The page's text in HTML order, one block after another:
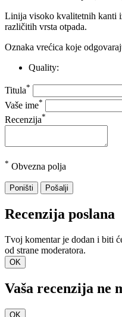
Linija visoko kvalitetnih kanti
različitih vrsta otpada.
Oznaka vrećica koje
Quality:
Titula*
Vaše ime*
Recenzija*
* Obvezna polja
Poništi Pošalji
Recenzija poslana
Tvoj komentar je dodan i biti
od strane moderatora.
OK
Vaša recenzija ne
OK